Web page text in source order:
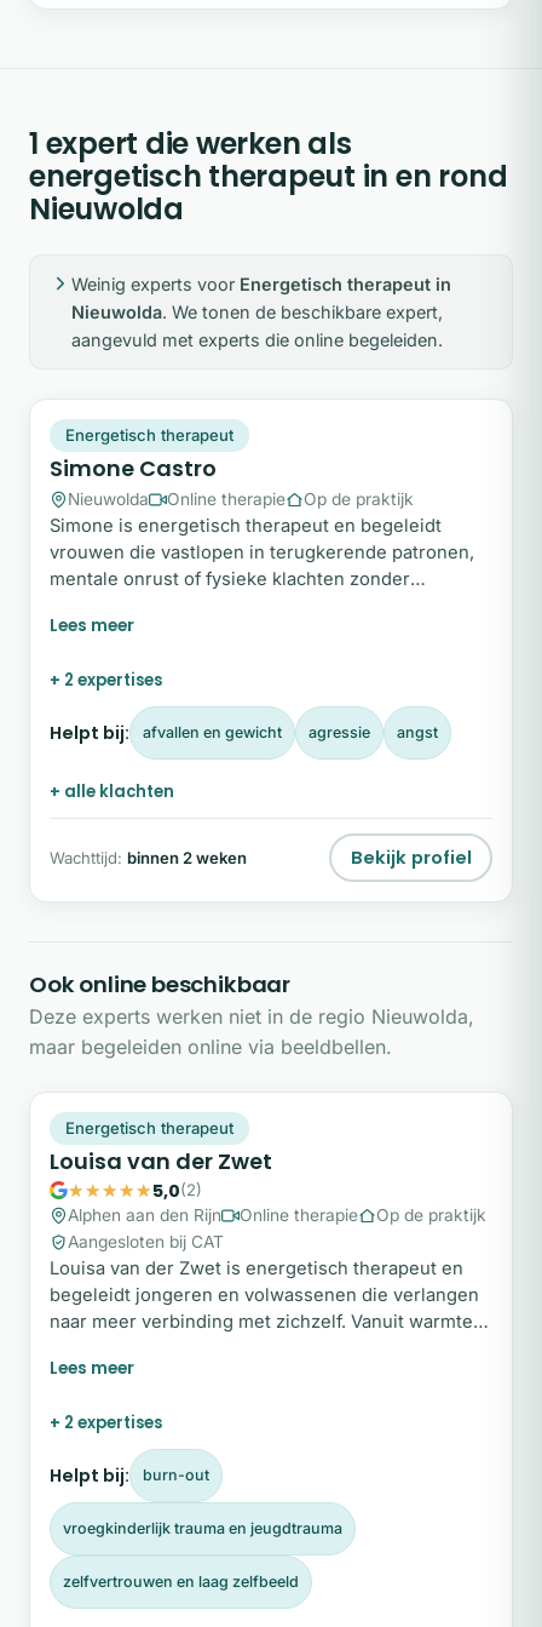
1 expert die werken als
energetisch therapeut in en rond
Nieuwolda
Weinig experts voor Energetisch therapeut in
Nieuwolda. We tonen de beschikbare expert,
aangevuld met experts die online begeleiden.
SC
Plek beschikbaar
Energetisch therapeut
Simone Castro
Nieuwolda Online therapie Op de praktijk
Simone is energetisch therapeut en begeleidt
vrouwen die vastlopen in terugkerende patronen,
mentale onrust of fysieke klachten zonder
energetisch werk, psychologie en lichaamsgerichte
lichaam en keuzes te maken die passen bij jouw
eigen behoeften en ritme. Wil je ontdekken wat
Simone voor jou kan betekenen?
+ 2 expertises
Helpt bij: afvallen en gewicht agressie angst
+ alle klachten
Wachttijd: binnen 2 weken Bekijk profiel
Ook online beschikbaar
Deze experts werken niet in de regio Nieuwolda,
maar begeleiden online via beeldbellen.
LV
Snel beschikbaar
Energetisch therapeut
Louisa van der Zwet
5,0(2)
Alphen aan den Rijn
Online therapie
Op de praktijk
Aangesloten bij CAT
Louisa van der Zwet is energetisch therapeut en
begeleidt jongeren en volwassenen die verlangen
naar meer verbinding met zichzelf. Vanuit warmte,
vastgelopen patronen te doorbreken en weer te
Haar begeleiding is persoonlijk, verdiepend en
afgestemd op het tempo van de cliënt. Ben je klaar
om de verbinding met jezelf te herstellen?
+ 2 expertises
Helpt bij: burn-out
vroegkinderlijk trauma en jeugdtrauma
zelfvertrouwen en laag zelfbeeld